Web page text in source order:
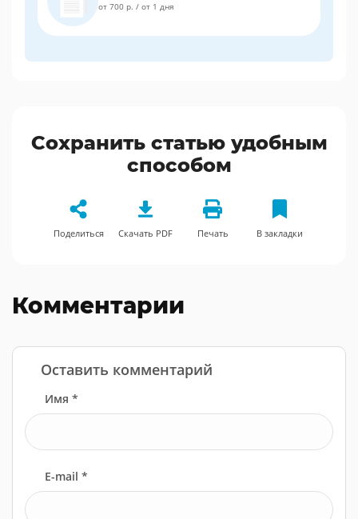
от 700 р. / от 1 дня
Сохранить статью удобным
способом
Поделиться Скачать PDF Печать В закладки
Комментарии
Оставить комментарий
Имя *
E-mail *